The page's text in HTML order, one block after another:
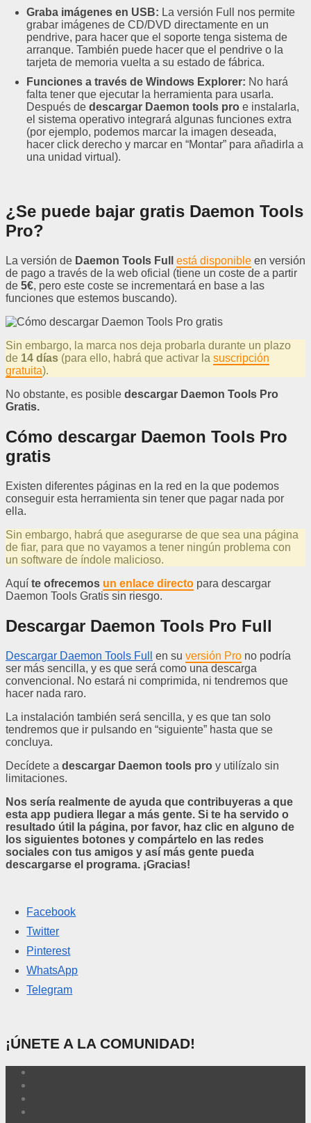
Graba imágenes en USB: La versión Full nos permite
grabar imágenes de CD/DVD directamente en un
pendrive, para hacer que el soporte tenga sistema de
arranque. También puede hacer que el pendrive o la
tarjeta de memoria vuelta a su estado de fábrica.
Funciones a través de Windows Explorer: No hará
falta tener que ejecutar la herramienta para usarla.
Después dedescargar Daemon tools pro e instalarla,
el sistema operativo integrará algunas funciones extra
(por ejemplo, podemos marcar la imagen deseada,
hacer click derecho y marcar en “Montar” para añadirla a
una unidad virtual).
¿Se puede bajar gratis Daemon Tools
Pro?
La versión de Daemon Tools Full está disponible en versión
de pago a través de la web oficial (tiene un coste de a partir
de 5€, pero este coste se incrementará en base a las
funciones que estemos buscando).
Sin embargo, la marca nos deja probarla durante un plazo
de 14 días (para ello, habrá que activar la suscripción
gratuita).
No obstante, es posible descargar Daemon Tools Pro
Gratis.
Cómo descargar Daemon Tools Pro
gratis
Existen diferentes páginas en la red en la que podemos
conseguir esta herramienta sin tener que pagar nada por
ella.
Sin embargo, habrá que asegurarse de que sea una página
de fiar, para que no vayamos a tener ningún problema con
un software de índole malicioso.
Aquí te ofrecemos un enlace directo para descargar
Daemon Tools Gratis sin riesgo.
Descargar Daemon Tools Pro Full
Descargar Daemon Tools Full en su versión Pro no podría
ser más sencilla, y es que será como una descarga
convencional. No estará ni comprimida, ni tendremos que
hacer nada raro.
La instalación también será sencilla, y es que tan solo
tendremos que ir pulsando en “siguiente” hasta que se
concluya.
Decídete a descargar Daemon tools pro y utilízalo sin
limitaciones.
Nos sería realmente de ayuda que contribuyeras a que
esta app pudiera llegar a más gente. Si te ha servido o
resultado útil la página, por favor, haz clic en alguno de
los siguientes botones y compártelo en las redes
sociales con tus amigos y así más gente pueda
descargarse el programa. ¡Gracias!
Facebook
Twitter
Pinterest
WhatsApp
Telegram
¡ÚNETE A LA COMUNIDAD!